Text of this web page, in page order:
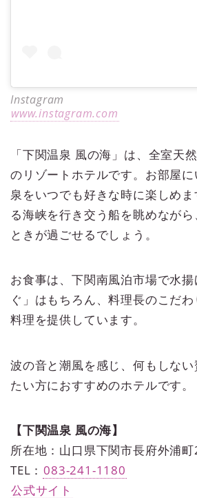
Instagram
www.instagram.com
「下関温泉 風の海」は、全室天
のリゾートホテルです。お部屋
泉をいつでも好きな時に楽しめ
る海峡を行き交う船を眺めなが
ときが過ごせるでしょう。
お食事は、下関南風泊市場で水
ぐ」はもちろん、料理長のこだ
料理を提供しています。
波の音と潮風を感じ、何もしな
たい方におすすめのホテルです。
【下関温泉 風の海】
所在地：山口県下関市長府外浦町
TEL： 083-241-1180
公式サイト